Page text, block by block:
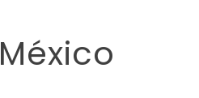
México